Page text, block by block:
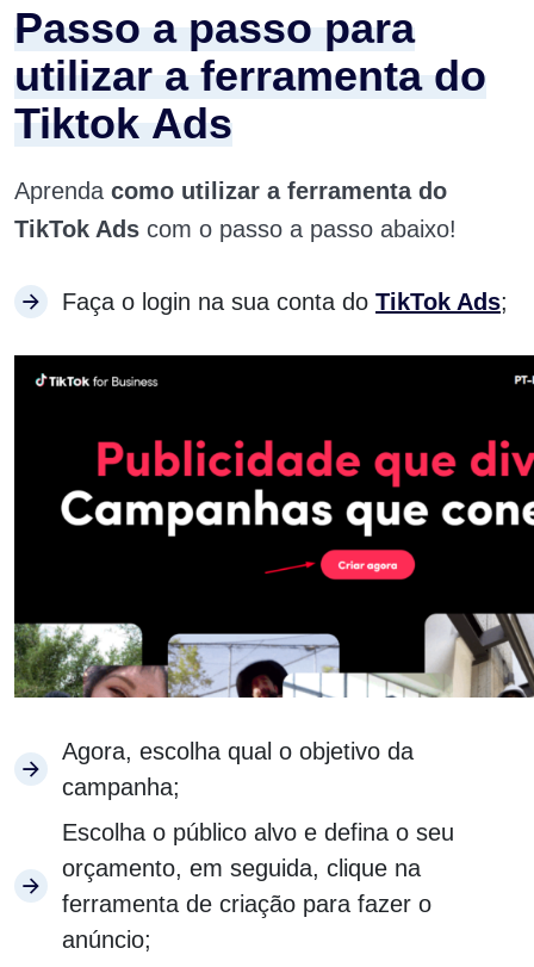
Passo a passo para
utilizar a ferramenta do
Tiktok Ads
Aprenda como utilizar a ferramenta do
TikTok Ads com o passo a passo abaixo!
Faça o login na sua conta do TikTok Ads;
Agora, escolha qual o objetivo da
campanha;
Escolha o público alvo e defina o seu
orçamento, em seguida, clique na
ferramenta de criação para fazer o
anúncio;